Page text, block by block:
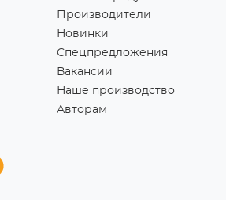
Производители
Новинки
Спецпредложения
Вакансии
Наше производство
Авторам